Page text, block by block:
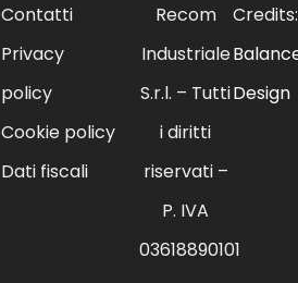
Contatti
Privacy
policy
Cookie policy
Dati fiscali
Recom
Industriale
S.r.l. – Tutti
i diritti
riservati –
P. IVA
03618890101
Credits:
Design